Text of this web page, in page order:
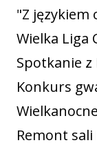
"Z językiem
Wielka Liga
Spotkanie z
Konkurs
Remont sali